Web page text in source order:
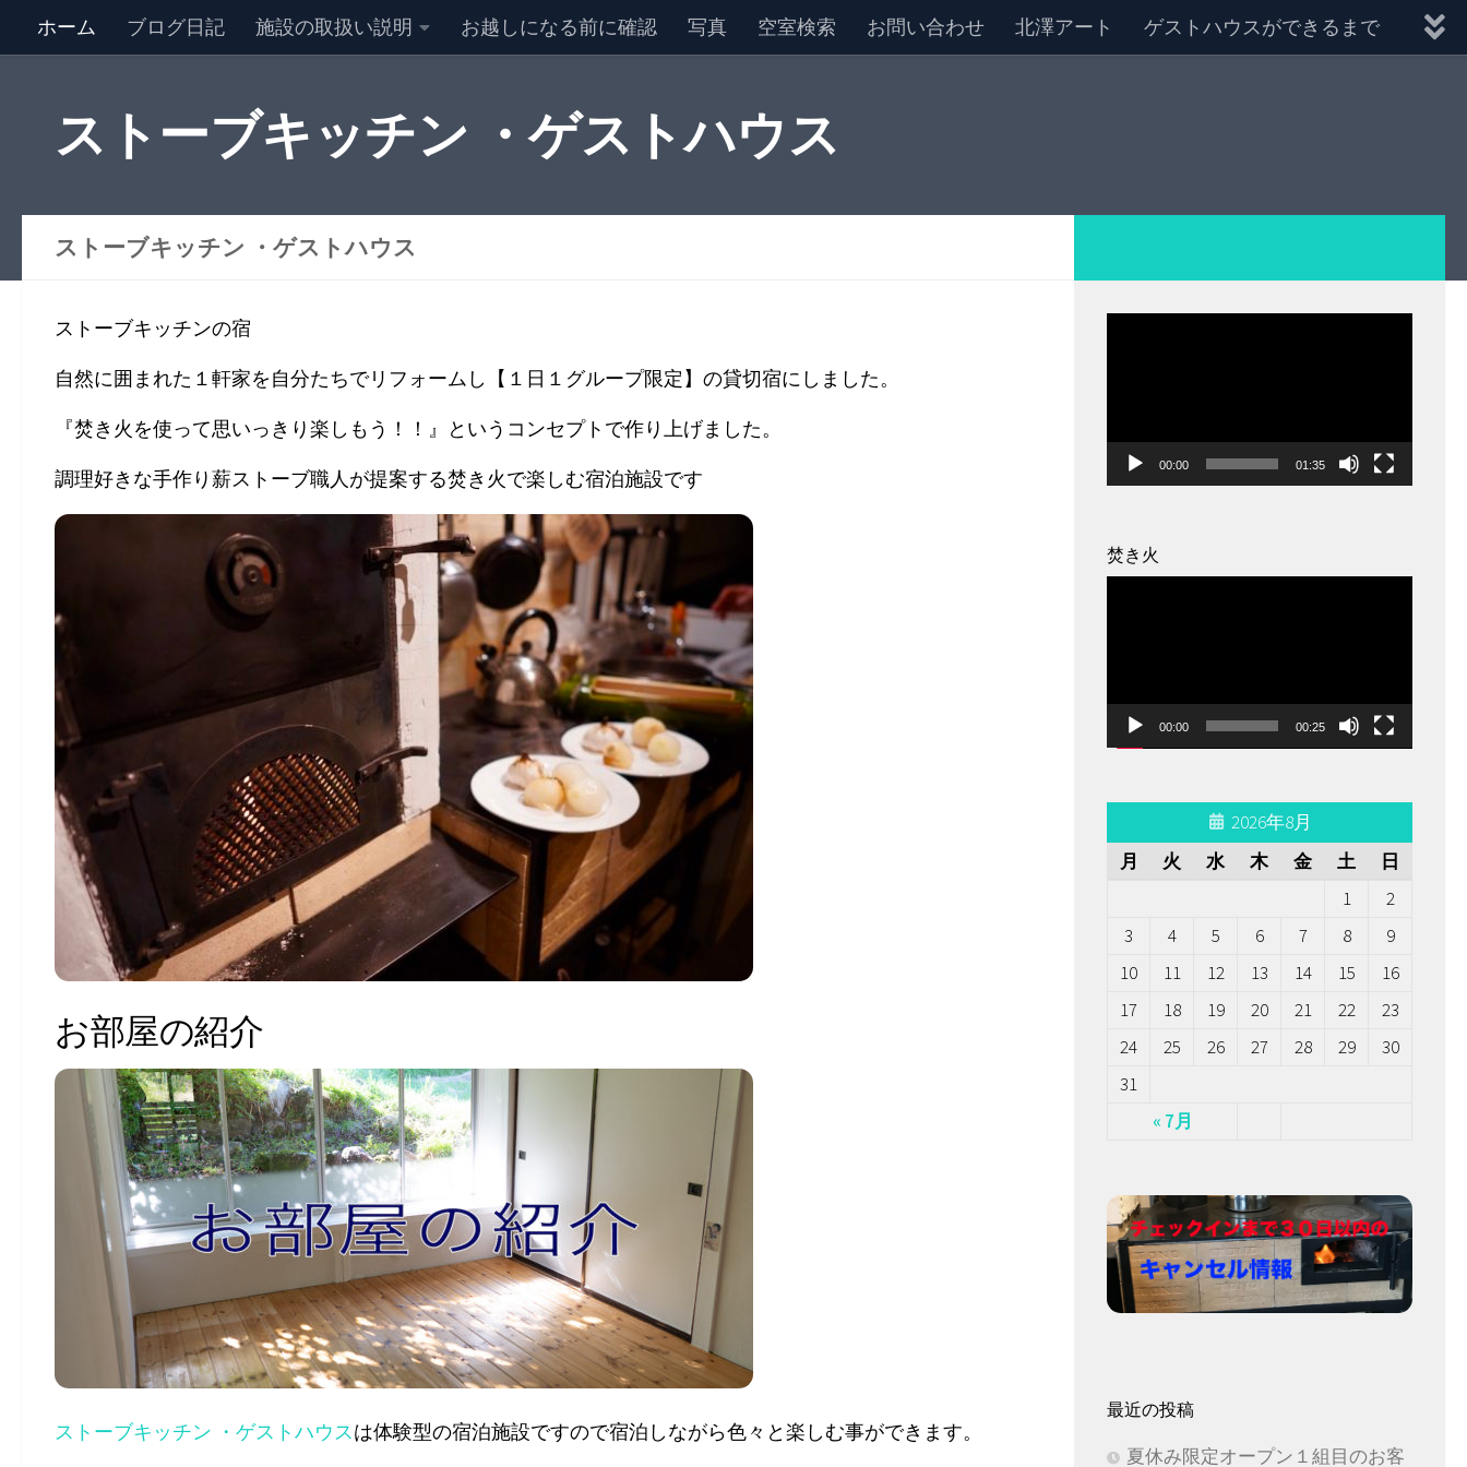
ホーム ブログ日記 施設の取扱い説明 お越しになる前に確認 写真 空室検索 お問い合わせ 北澤アート ゲストハウスができるまで
ストーブキッチン ・ゲストハウス
ストーブキッチン ・ゲストハウス
ストーブキッチンの宿
自然に囲まれた１軒家を自分たちでリフォームし【１日１グループ限定】の貸切宿にしました。
『焚き火を使って思いっきり楽しもう！！』というコンセプトで作り上げました。
調理好きな手作り薪ストーブ職人が提案する焚き火で楽しむ宿泊施設です
お部屋の紹介
ストーブキッチン ・ゲストハウスは体験型の宿泊施設ですので宿泊しながら色々と楽しむ事ができます。
ー
00:00 01:35
焚き火
ー
00:00 00:25
2026年8月
月
火 水 木 金 土 日
« 7月
1
2
3
4 5 6 7 8
9
10
11 12 13 14 15
16
17
18 19 20 21 22
23
24
25 26 27 28 29
30
31
最近の投稿
夏休み限定オープン１組目のお客